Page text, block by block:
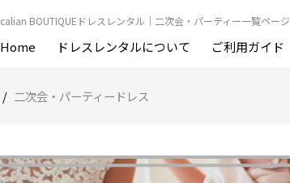
calian BOUTIQUEドレスレンタル｜二次会・パーティー一覧ページ
Home ドレスレンタルについて ご利用ガイド
二次会・パーティードレス